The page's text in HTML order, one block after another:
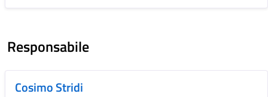
Responsabile
Cosimo Stridi